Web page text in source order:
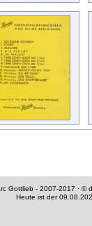
Gottlieb - 2007-2017 · ©
Heute ist der